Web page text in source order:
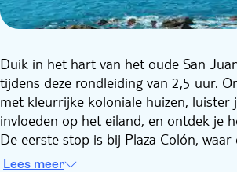
Duik in het hart van het oude San
tijdens deze rondleiding van 2,5 uur.
met kleurrijke koloniale huizen, luister
invloeden op het eiland, en ontdek je
De eerste stop is bij Plaza Colón,
Vanaf daar bezoek je het 16e-eeuwse
Lees meer